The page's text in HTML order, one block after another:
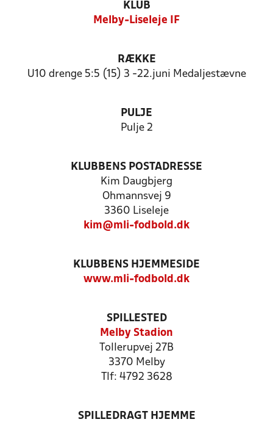
KLUB
Melby-Liseleje IF
RÆKKE
U10 drenge 5:5 (15) 3 -22.juni Medaljestævne
PULJE
Pulje 2
KLUBBENS POSTADRESSE
Kim Daugbjerg
Ohmannsvej 9
3360 Liseleje
kim@mli-fodbold.dk
KLUBBENS HJEMMESIDE
www.mli-fodbold.dk
SPILLESTED
Melby Stadion
Tollerupvej 27B
3370 Melby
Tlf: 4792 3628
SPILLEDRAGT HJEMME